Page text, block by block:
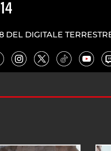
DEL DIGITALE